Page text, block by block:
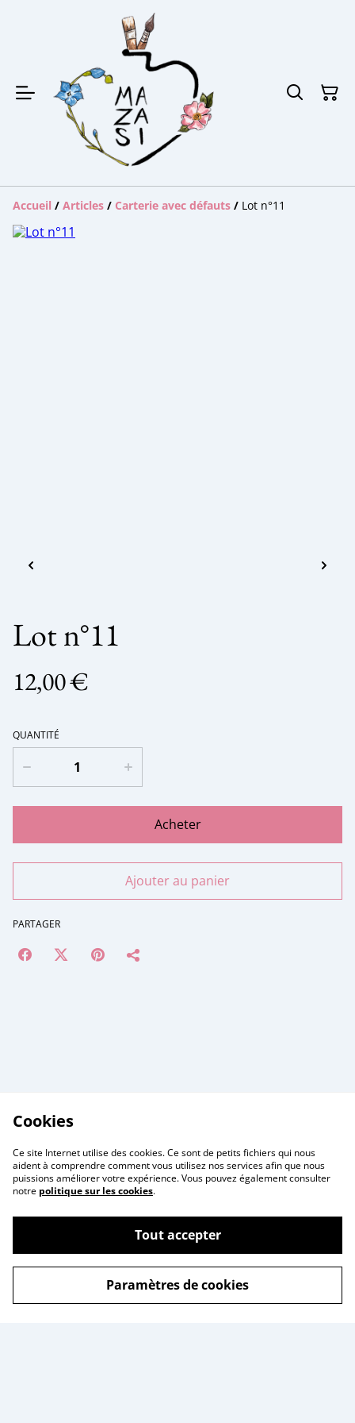
Accueil / Articles / Carterie avec défauts / Lot n°11
Lot n°11
12,00 €
QUANTITÉ
Acheter
Ajouter au panier
PARTAGER
Cookies
Ce site Internet utilise des cookies. Ce sont de petits fichiers qui nous
aident à comprendre comment vous utilisez nos services afin que nous
puissions améliorer votre expérience. Vous pouvez également consulter
notre politique sur les cookies.
Tout accepter
Paramètres de cookies